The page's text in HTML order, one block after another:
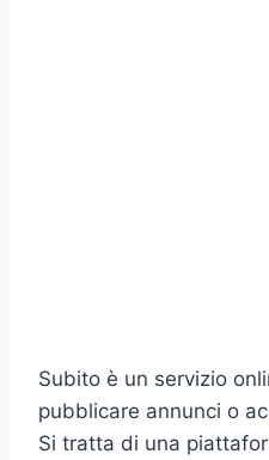
Subito è un servizio
pubblicare annunci o
Si tratta di una